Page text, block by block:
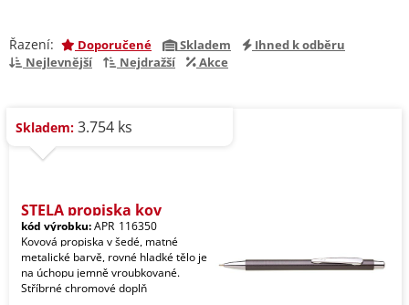
Řazení: Doporučené Skladem
Ihned k odběru
Nejlevnější
Nejdražší Akce
Skladem: 3.754 ks
STELA propiska kov
kód výrobku:APR_116350
Kovová propiska v šedé, matné
metalické barvě, rovné hladké tělo je
na úchopu jemně vroubkované.
Stříbrné chromové doplň